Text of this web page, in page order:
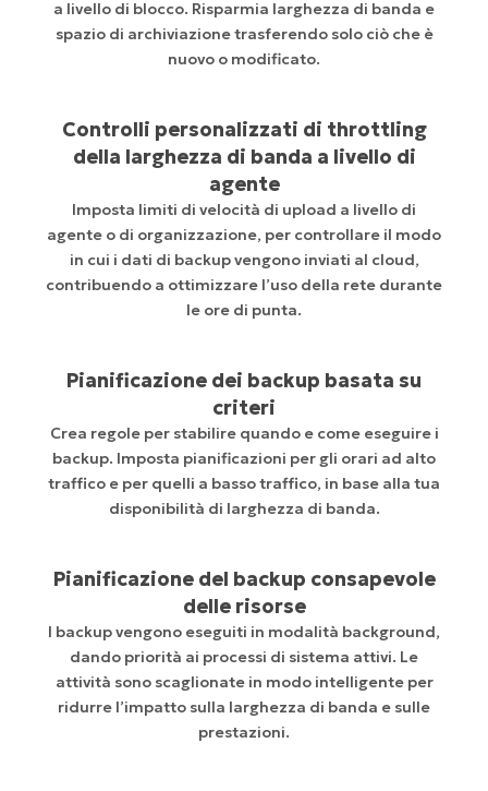
a livello di blocco. Risparmia larghezza di banda e
spazio di archiviazione trasferendo solo ciò che è
nuovo o modificato.
Controlli personalizzati di throttling
della larghezza di banda a livello di
agente
Imposta limiti di velocità di upload a livello di
agente o di organizzazione, per controllare il modo
in cui i dati di backup vengono inviati al cloud,
contribuendo a ottimizzare l’uso della rete durante
le ore di punta.
Pianificazione dei backup basata su
criteri
Crea regole per stabilire quando e come eseguire i
backup. Imposta pianificazioni per gli orari ad alto
traffico e per quelli a basso traffico, in base alla tua
disponibilità di larghezza di banda.
Pianificazione del backup consapevole
delle risorse
I backup vengono eseguiti in modalità background,
dando priorità ai processi di sistema attivi. Le
attività sono scaglionate in modo intelligente per
ridurre l’impatto sulla larghezza di banda e sulle
prestazioni.